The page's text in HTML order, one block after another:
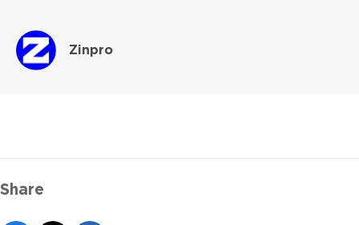
Zinpro
Share